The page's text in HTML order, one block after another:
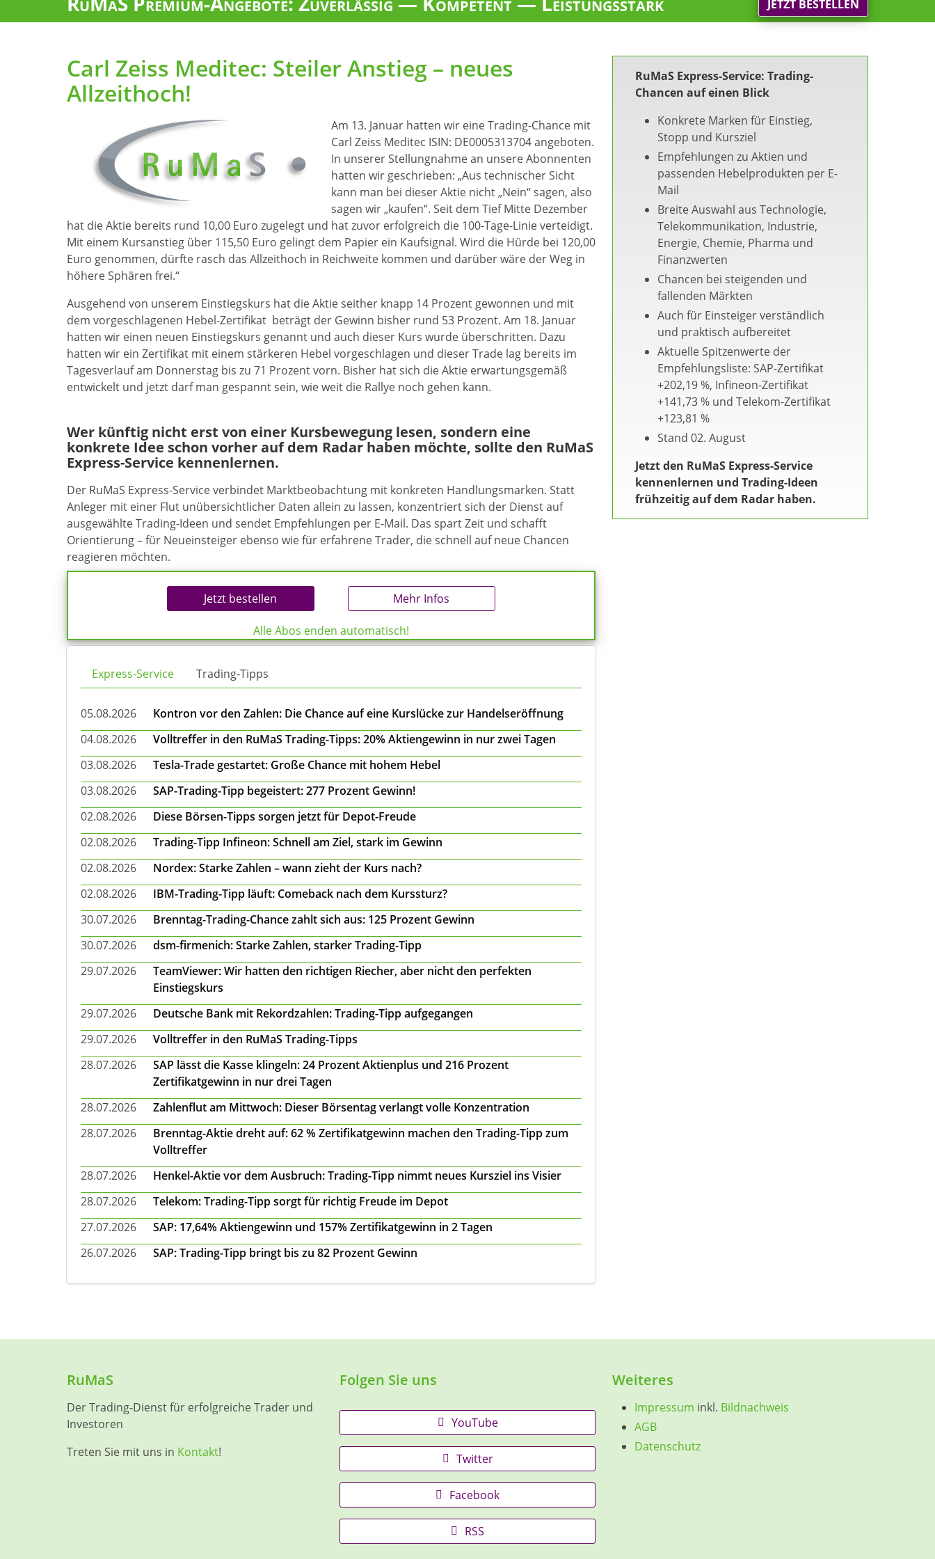
JETZT BESTELLEN
Carl Zeiss Meditec: Steiler Anstieg – neues
Allzeithoch!
Am 13. Januar hatten wir eine Trading-Chance mit
Carl Zeiss Meditec ISIN: DE0005313704 angeboten.
In unserer Stellungnahme an unsere Abonnenten
hatten wir geschrieben: „Aus technischer Sicht
kann man bei dieser Aktie nicht „Nein“ sagen, also
sagen wir „kaufen“. Seit dem Tief Mitte Dezember
hat die Aktie bereits rund 10,00 Euro zugelegt und hat zuvor erfolgreich die 100-Tage-Linie verteidigt.
Mit einem Kursanstieg über 115,50 Euro gelingt dem Papier ein Kaufsignal. Wird die Hürde bei 120,00
Euro genommen, dürfte rasch das Allzeithoch in Reichweite kommen und darüber wäre der Weg in
höhere Sphären frei.“
Ausgehend von unserem Einstiegskurs hat die Aktie seither knapp 14 Prozent gewonnen und mit
dem vorgeschlagenen Hebel-Zertifikat beträgt der Gewinn bisher rund 53 Prozent. Am 18. Januar
hatten wir einen neuen Einstiegskurs genannt und auch dieser Kurs wurde überschritten. Dazu
hatten wir ein Zertifikat mit einem stärkeren Hebel vorgeschlagen und dieser Trade lag bereits im
Tagesverlauf am Donnerstag bis zu 71 Prozent vorn. Bisher hat sich die Aktie erwartungsgemäß
entwickelt und jetzt darf man gespannt sein, wie weit die Rallye noch gehen kann.
Wer künftig nicht erst von einer Kursbewegung lesen, sondern eine
konkrete Idee schon vorher auf dem Radar haben möchte, sollte den RuMaS
Express-Service kennenlernen.
Der RuMaS Express-Service verbindet Marktbeobachtung mit konkreten Handlungsmarken. Statt
Anleger mit einer Flut unübersichtlicher Daten allein zu lassen, konzentriert sich der Dienst auf
ausgewählte Trading-Ideen und sendet Empfehlungen per E-Mail. Das spart Zeit und schafft
Orientierung – für Neueinsteiger ebenso wie für erfahrene Trader, die schnell auf neue Chancen
reagieren möchten.
Jetzt bestellen Mehr Infos
Alle Abos enden automatisch!
Express-Service Trading-Tipps
05.08.2026
Kontron vor den Zahlen: Die Chance auf eine Kurslücke zur Handelseröffnung
04.08.2026
Volltreffer in den RuMaS Trading-Tipps: 20% Aktiengewinn in nur zwei Tagen
03.08.2026
Tesla-Trade gestartet: Große Chance mit hohem Hebel
03.08.2026
SAP-Trading-Tipp begeistert: 277 Prozent Gewinn!
02.08.2026
Diese Börsen-Tipps sorgen jetzt für Depot-Freude
02.08.2026
Trading-Tipp Infineon: Schnell am Ziel, stark im Gewinn
02.08.2026
Nordex: Starke Zahlen – wann zieht der Kurs nach?
02.08.2026
IBM-Trading-Tipp läuft: Comeback nach dem Kurssturz?
30.07.2026
Brenntag-Trading-Chance zahlt sich aus: 125 Prozent Gewinn
30.07.2026
dsm-firmenich: Starke Zahlen, starker Trading-Tipp
29.07.2026
TeamViewer: Wir hatten den richtigen Riecher, aber nicht den perfekten
Einstiegskurs
29.07.2026
Deutsche Bank mit Rekordzahlen: Trading-Tipp aufgegangen
29.07.2026
Volltreffer in den RuMaS Trading-Tipps
28.07.2026
SAP lässt die Kasse klingeln: 24 Prozent Aktienplus und 216 Prozent
Zertifikatgewinn in nur drei Tagen
28.07.2026
Zahlenflut am Mittwoch: Dieser Börsentag verlangt volle Konzentration
28.07.2026
Brenntag-Aktie dreht auf: 62 % Zertifikatgewinn machen den Trading-Tipp zum
Volltreffer
28.07.2026
Henkel-Aktie vor dem Ausbruch: Trading-Tipp nimmt neues Kursziel ins Visier
28.07.2026
Telekom: Trading-Tipp sorgt für richtig Freude im Depot
27.07.2026
SAP: 17,64% Aktiengewinn und 157% Zertifikatgewinn in 2 Tagen
26.07.2026
SAP: Trading-Tipp bringt bis zu 82 Prozent Gewinn
RuMaS Express-Service: Trading-
Chancen auf einen Blick
Konkrete Marken für Einstieg,
Stopp und Kursziel
Empfehlungen zu Aktien und
passenden Hebelprodukten per E-
Mail
Breite Auswahl aus Technologie,
Telekommunikation, Industrie,
Energie, Chemie, Pharma und
Finanzwerten
Chancen bei steigenden und
fallenden Märkten
Auch für Einsteiger verständlich
und praktisch aufbereitet
Aktuelle Spitzenwerte der
Empfehlungsliste: SAP-Zertifikat
+202,19 %, Infineon-Zertifikat
+141,73 % und Telekom-Zertifikat
+123,81 %
Stand 02. August
Jetzt den RuMaS Express-Service
kennenlernen und Trading-Ideen
frühzeitig auf dem Radar haben.
RuMaS
Der Trading-Dienst für erfolgreiche Trader und
Investoren
Treten Sie mit uns in Kontakt!
Folgen Sie uns
YouTube
Twitter
Facebook
RSS
Weiteres
Impressum inkl. Bildnachweis
AGB
Datenschutz